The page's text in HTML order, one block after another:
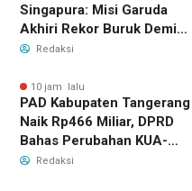
Singapura: Misi Garuda
Akhiri Rekor Buruk Demi
Tiket Semifinal Piala AFF
Redaksi
10 jam lalu
PAD Kabupaten Tangerang
Naik Rp466 Miliar, DPRD
Bahas Perubahan KUA-
PPAS 2026
Redaksi